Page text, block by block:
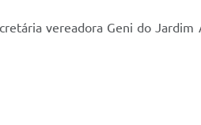
vereadora Geni do